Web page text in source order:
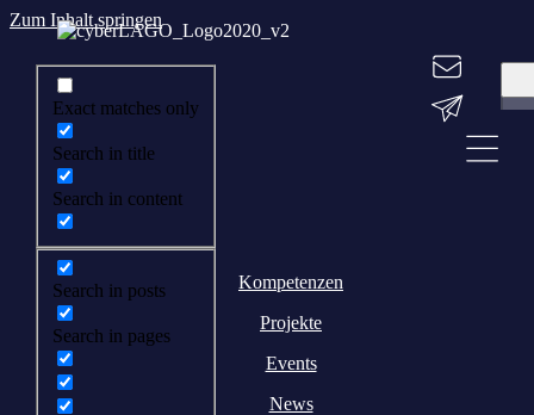
Zum Inhalt springen
Exact matches only
Search in title
Search in content
Search in posts
Search in pages
Kompetenzen
Projekte
Events
News